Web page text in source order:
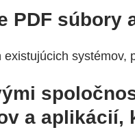
PDF súbory
systémov,
a aplikácií,